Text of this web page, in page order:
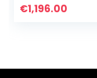
/ 272
scharnier
€1,196.00